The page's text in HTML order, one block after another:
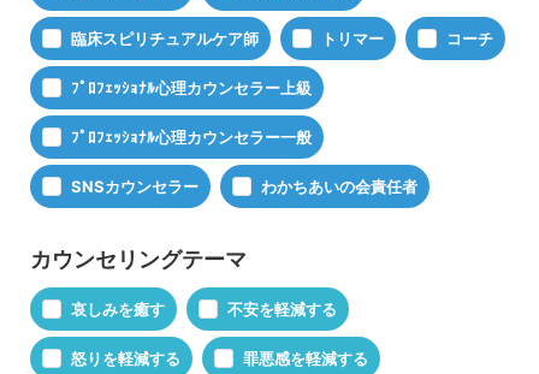
臨床スピリチュアルケア師 トリマー コーチ
ﾌﾟﾛﾌｪｯｼｮﾅﾙ心理カウンセラー上級
ﾌﾟﾛﾌｪｯｼｮﾅﾙ心理カウンセラー一般
SNSカウンセラー わかちあいの会責任者
カウンセリングテーマ
哀しみを癒す 不安を軽減する
怒りを軽減する 罪悪感を軽減する